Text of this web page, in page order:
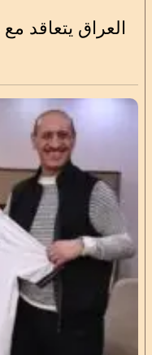
العراق يتعاقد